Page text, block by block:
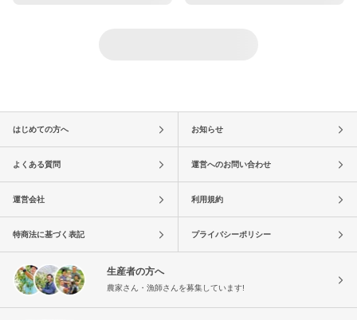
はじめての方へ お知らせ
よくある質問 運営へのお問い合わせ
運営会社 利用規約
特商法に基づく表記 プライバシーポリシー
生産者の方へ
農家さん・漁師さんを募集しています!